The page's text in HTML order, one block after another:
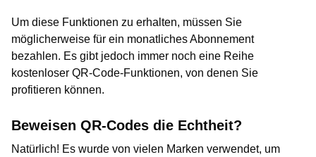
Um diese Funktionen zu erhalten, müssen Sie
möglicherweise für ein monatliches Abonnement
bezahlen. Es gibt jedoch immer noch eine Reihe
kostenloser QR-Code-Funktionen, von denen Sie
profitieren können.
Beweisen QR-Codes die Echtheit?
Natürlich! Es wurde von vielen Marken verwendet, um